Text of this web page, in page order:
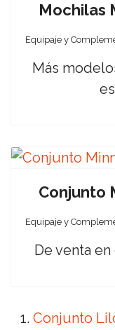
Mochilas
Equipaje y
Más
Conjunto
Equipaje y
De venta
Conjunto